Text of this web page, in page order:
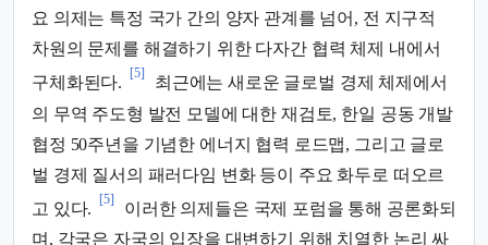
요 의제는 특정 국가 간의 양자 관계를 넘어, 전 지구적
차원의 문제를 해결하기 위한 다자간 협력 체제 내에서
구체화된다.
[5]
최근에는 새로운 글로벌 경제 체제에서
의 무역 주도형 발전 모델에 대한 재검토, 한일 공동 개발
협정 50주년을 기념한 에너지 협력 로드맵, 그리고 글로
벌 경제 질서의 패러다임 변화 등이 주요 화두로 떠오르
고 있다.
[5]
이러한 의제들은 국제 포럼을 통해 공론화되
며, 각국은 자국의 입장을 대변하기 위해 치열한 논리 싸